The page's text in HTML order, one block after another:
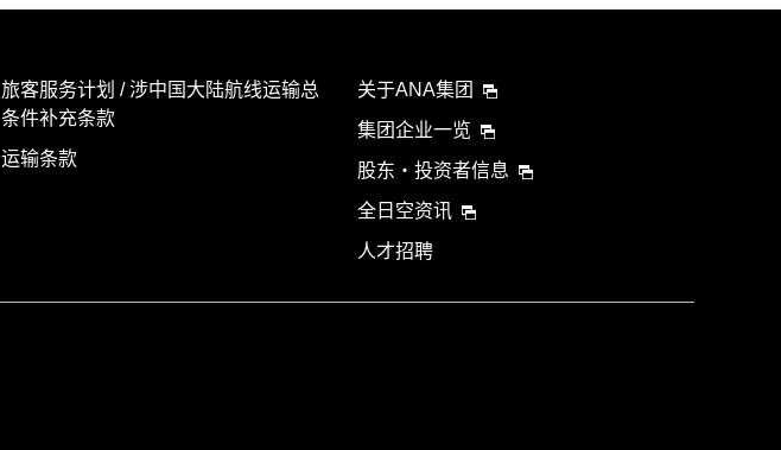
旅客服务计划 / 涉中国大陆航线运输总
条件补充条款
运输条款
关于ANA集团
集团企业一览
股东・投资者信息
全日空资讯
人才招聘